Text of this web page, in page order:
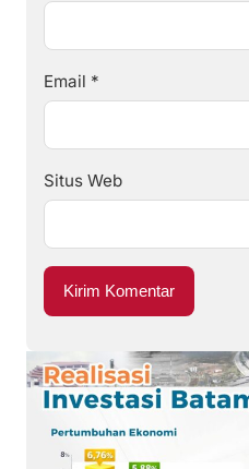
Email *
Situs Web